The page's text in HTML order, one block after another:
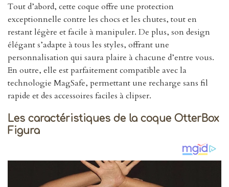
Tout d’abord, cette coque offre une protection
exceptionnelle contre les chocs et les chutes, tout en
restant légère et facile à manipuler. De plus, son design
élégant s’adapte à tous les styles, offrant une
personnalisation qui saura plaire à chacune d’entre vous.
En outre, elle est parfaitement compatible avec la
technologie MagSafe, permettant une recharge sans fil
rapide et des accessoires faciles à clipser.
Les caractéristiques de la coque OtterBox
Figura